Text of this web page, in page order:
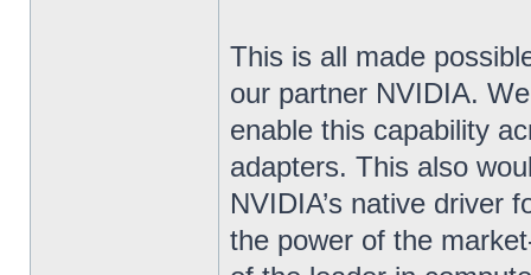
This is all made
our partner NVIDIA.
enable this capability
adapters. This also
NVIDIA’s native driver
the power of the